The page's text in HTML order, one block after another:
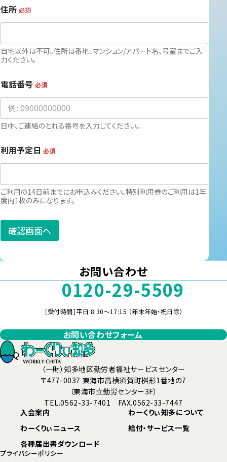
住所 必須
自宅以外は不可。住所は番地、マンション/アパート名、号室までご入
力ください。
電話番号 必須
日中、ご連絡のとれる番号を入力してください。
利用予定日 必須
ご利用の14日前までにお申込みください。特別利用券のご利用は1年
度内1枚のみになります。
確認画面へ
（一財）知多地区勤労者福祉サービスセンター
〒477-0037 東海市高横須賀町桝形1番地の7
（東海市立勤労センター3F）
TEL.0562-33-7401 FAX.0562-33-7447
お問い合わせ
0120-29-5509
［受付時間］平日 8:30～17:15 （年末年始・祝日除）
お問い合わせフォーム
入会案内
わーくりぃ知多について
わーくりぃニュース
給付・サービス一覧
各種届出書ダウンロード
プライバシーポリシー